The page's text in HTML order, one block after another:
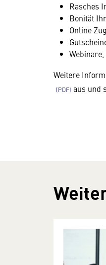
Rasches
Bonität
Online
Weitere
aus und